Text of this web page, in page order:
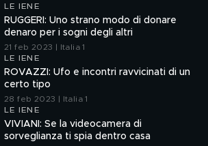
LE IENE
RUGGERI: Uno strano modo di donare
denaro per i sogni degli altri
21 feb 2023 | Italia 1
LE IENE
ROVAZZI: Ufo e incontri ravvicinati di un
certo tipo
28 feb 2023 | Italia 1
LE IENE
VIVIANI: Se la videocamera di
sorveglianza ti spia dentro casa